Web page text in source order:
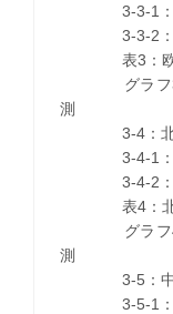
3-3-1：
3-3-2：主
表3：欧州
グラフ3：
測
3-4：北
3-4-1：
3-4-2：主
表4：北米
グラフ4：
測
3-5：中
3-5-1：